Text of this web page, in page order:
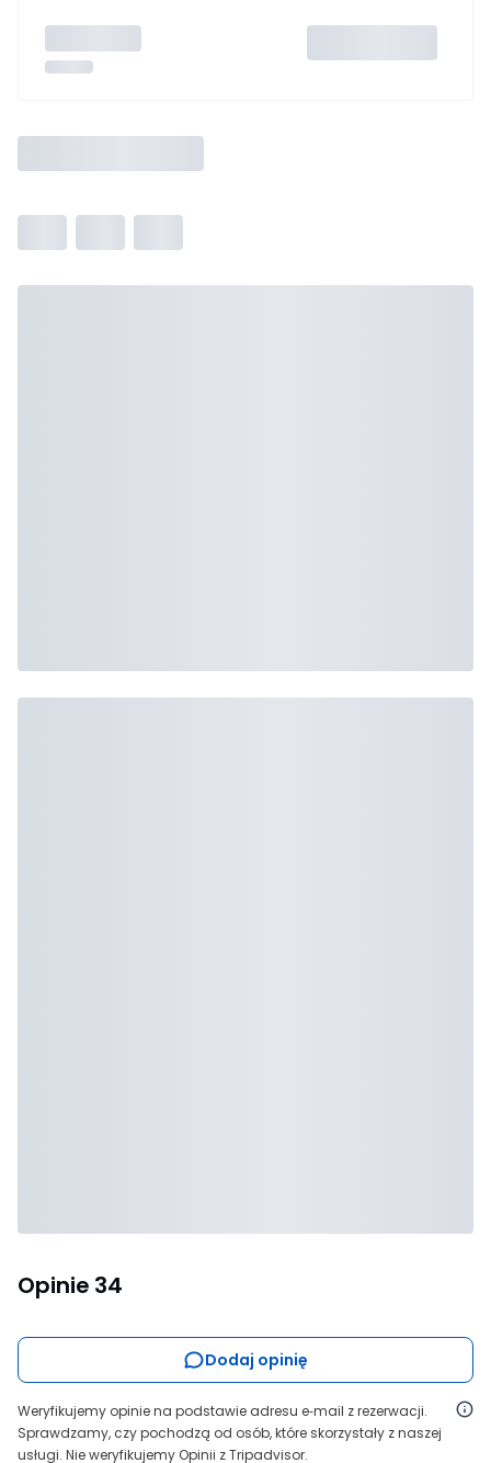
Opinie 34
Dodaj opinię
Weryfikujemy opinie na podstawie adresu e‑mail z rezerwacji.
Sprawdzamy, czy pochodzą od osób, które skorzystały z naszej
usługi. Nie weryfikujemy Opinii z Tripadvisor.